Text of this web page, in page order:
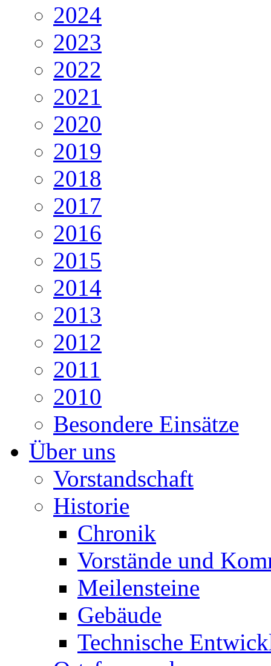
2024
2023
2022
2021
2020
2019
2018
2017
2016
2015
2014
2013
2012
2011
2010
Besondere Einsätze
Über uns
Vorstandschaft
Historie
Chronik
Vorstände und
Meilensteine
Gebäude
Technische